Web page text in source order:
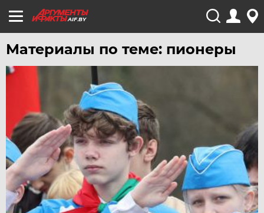
AIF.BY
Материалы по теме: пионеры